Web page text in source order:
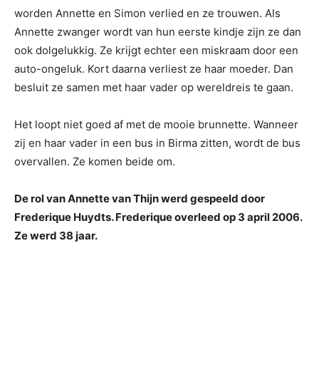
worden Annette en Simon verlied en ze trouwen. Als
Annette zwanger wordt van hun eerste kindje zijn ze dan
ook dolgelukkig. Ze krijgt echter een miskraam door een
auto-ongeluk. Kort daarna verliest ze haar moeder. Dan
besluit ze samen met haar vader op wereldreis te gaan.
Het loopt niet goed af met de mooie brunnette. Wanneer
zij en haar vader in een bus in Birma zitten, wordt de bus
overvallen. Ze komen beide om.
De rol van Annette van Thijn werd gespeeld door
Frederique Huydts. Frederique overleed op 3 april 2006.
Ze werd 38 jaar.